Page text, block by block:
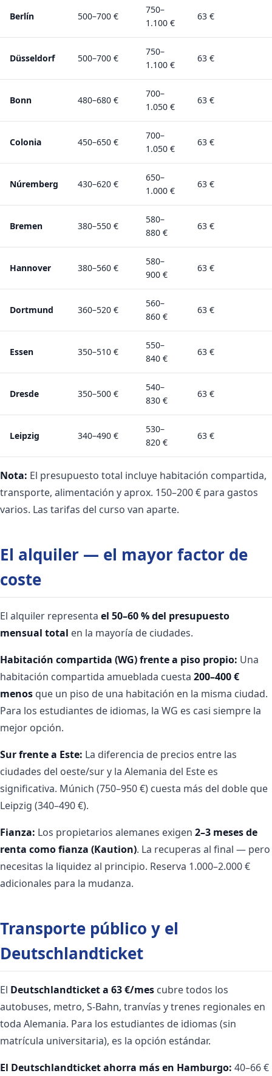
Berlín 500–700 €
750–
1.100 €
63 €
Düsseldorf 500–700 €
750–
1.100 €
63 €
Bonn 480–680 €
700–
1.050 €
63 €
Colonia 450–650 €
700–
1.050 €
63 €
Núremberg 430–620 €
650–
1.000 €
63 €
Bremen 380–550 €
580–
880 €
63 €
Hannover 380–560 €
580–
900 €
63 €
Dortmund 360–520 €
560–
860 €
63 €
Essen 350–510 €
550–
840 €
63 €
Dresde 350–500 €
540–
830 €
63 €
Leipzig 340–490 €
530–
820 €
63 €
Nota: El presupuesto total incluye habitación compartida,
transporte, alimentación y aprox. 150–200 € para gastos
varios. Las tarifas del curso van aparte.
El alquiler — el mayor factor de
coste
El alquiler representa el 50–60 % del presupuesto
mensual total en la mayoría de ciudades.
Habitación compartida (WG) frente a piso propio: Una
habitación compartida amueblada cuesta 200–400 €
menos que un piso de una habitación en la misma ciudad.
Para los estudiantes de idiomas, la WG es casi siempre la
mejor opción.
Sur frente a Este: La diferencia de precios entre las
ciudades del oeste/sur y la Alemania del Este es
significativa. Múnich (750–950 €) cuesta más del doble que
Leipzig (340–490 €).
Fianza: Los propietarios alemanes exigen 2–3 meses de
renta como fianza (Kaution). La recuperas al final — pero
necesitas la liquidez al principio. Reserva 1.000–2.000 €
adicionales para la mudanza.
Transporte público y el
Deutschlandticket
El Deutschlandticket a 63 €/mes cubre todos los
autobuses, metro, S-Bahn, tranvías y trenes regionales en
toda Alemania. Para los estudiantes de idiomas (sin
matrícula universitaria), es la opción estándar.
El Deutschlandticket ahorra más en Hamburgo: 40–66 €